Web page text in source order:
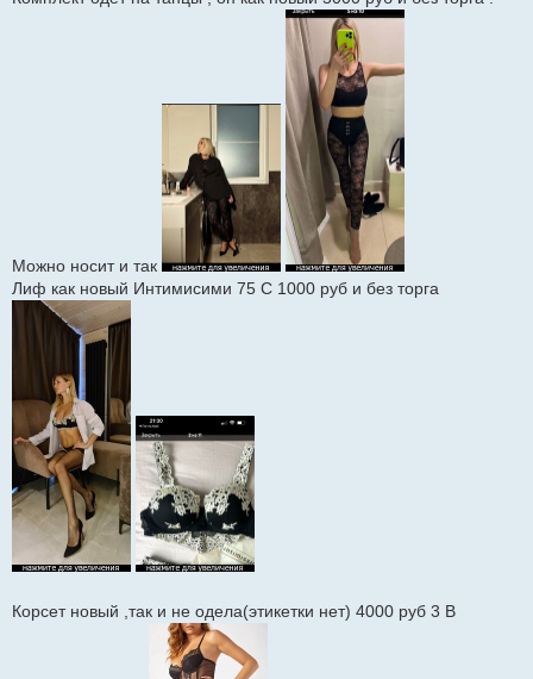
Можно носит и так
Лиф как новый Интимисими 75 С 1000 руб и без торга
Корсет новый ,так и не одела(этикетки нет) 4000 руб 3 В